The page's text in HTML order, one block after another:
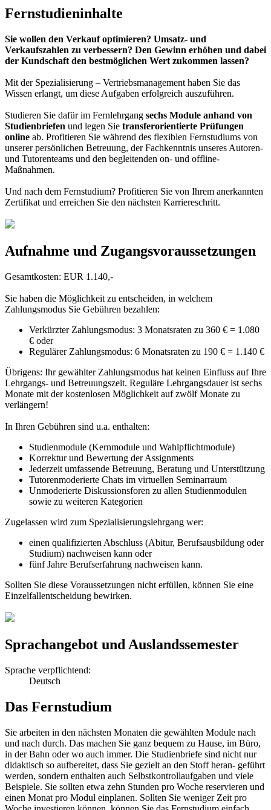
Fernstudieninhalte
Sie wollen den Verkauf optimieren? Umsatz- und
Verkaufszahlen zu verbessern? Den Gewinn erhöhen und dabei
der Kundschaft den bestmöglichen Wert zukommen lassen?
Mit der Spezialisierung – Vertriebsmanagement haben Sie das
Wissen erlangt, um diese Aufgaben erfolgreich auszuführen.
Studieren Sie dafür im Fernlehrgang sechs Module anhand von
Studienbriefen und legen Sie transferorientierte Prüfungen
online ab. Profitieren Sie während des flexiblen Fernstudiums von
unserer persönlichen Betreuung, der Fachkenntnis unseres Autoren-
und Tutorenteams und den begleitenden on- und offline-
Maßnahmen.
Und nach dem Fernstudium? Profitieren Sie von Ihrem anerkannten
Zertifikat und erreichen Sie den nächsten Karriereschritt.
Aufnahme und Zugangsvoraussetzungen
Gesamtkosten: EUR 1.140,-
Sie haben die Möglichkeit zu entscheiden, in welchem
Zahlungsmodus Sie Gebühren bezahlen:
Verkürzter Zahlungsmodus: 3 Monatsraten zu 360 € = 1.080
€ oder
Regulärer Zahlungsmodus: 6 Monatsraten zu 190 € = 1.140 €
Übrigens: Ihr gewählter Zahlungsmodus hat keinen Einfluss auf Ihre
Lehrgangs- und Betreuungszeit. Reguläre Lehrgangsdauer ist sechs
Monate mit der kostenlosen Möglichkeit auf zwölf Monate zu
verlängern!
In Ihren Gebühren sind u.a. enthalten:
Studienmodule (Kernmodule und Wahlpflichtmodule)
Korrektur und Bewertung der Assignments
Jederzeit umfassende Betreuung, Beratung und Unterstützung
Tutorenmoderierte Chats im virtuellen Seminarraum
Unmoderierte Diskussionsforen zu allen Studienmodulen
sowie zu weiteren Kategorien
Zugelassen wird zum Spezialisierungslehrgang wer:
einen qualifizierten Abschluss (Abitur, Berufsausbildung oder
Studium) nachweisen kann oder
fünf Jahre Berufserfahrung nachweisen kann.
Sollten Sie diese Voraussetzungen nicht erfüllen, können Sie eine
Einzelfallentscheidung bewirken.
Sprachangebot und Auslandssemester
Sprache verpflichtend:
Deutsch
Das Fernstudium
Sie arbeiten in den nächsten Monaten die gewählten Module nach
und nach durch. Das machen Sie ganz bequem zu Hause, im Büro,
in der Bahn oder wo auch immer. Die Studienbriefe sind nicht nur
didaktisch so aufbereitet, dass Sie gezielt an den Stoff heran- geführt
werden, sondern enthalten auch Selbstkontrollaufgaben und viele
Beispiele. Sie sollten etwa zehn Stunden pro Woche reservieren und
einen Monat pro Modul einplanen. Sollten Sie weniger Zeit pro